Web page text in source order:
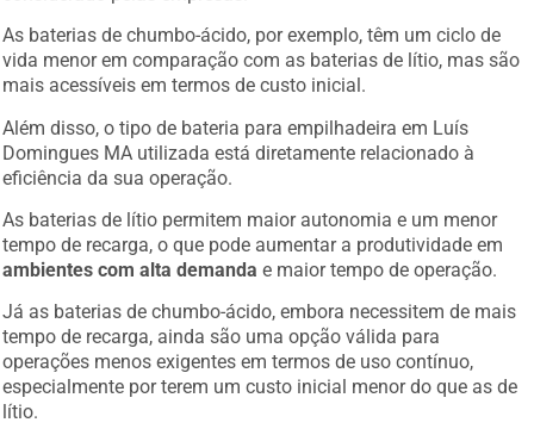
As baterias de chumbo-ácido, por exemplo, têm um ciclo de
vida menor em comparação com as baterias de lítio, mas são
mais acessíveis em termos de custo inicial.
Além disso, o tipo de bateria para empilhadeira em Luís
Domingues MA utilizada está diretamente relacionado à
eficiência da sua operação.
As baterias de lítio permitem maior autonomia e um menor
tempo de recarga, o que pode aumentar a produtividade em
ambientes com alta demanda e maior tempo de operação.
Já as baterias de chumbo-ácido, embora necessitem de mais
tempo de recarga, ainda são uma opção válida para
operações menos exigentes em termos de uso contínuo,
especialmente por terem um custo inicial menor do que as de
lítio.